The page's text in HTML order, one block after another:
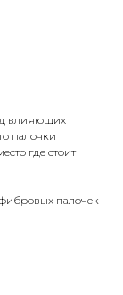
влияющих
палочки
где стоит
палочек